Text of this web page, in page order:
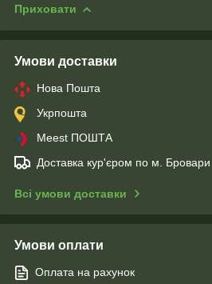
Приховати
Умови доставки
Нова Пошта
Укрпошта
Meest ПОШТА
Доставка кур'єром по м. Бровари
Всі умови доставки
Умови оплати
Оплата на рахунок